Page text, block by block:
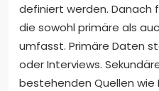
definiert werden. Danach
die sowohl primäre als
umfasst. Primäre Daten
oder Interviews.
bestehenden Quellen